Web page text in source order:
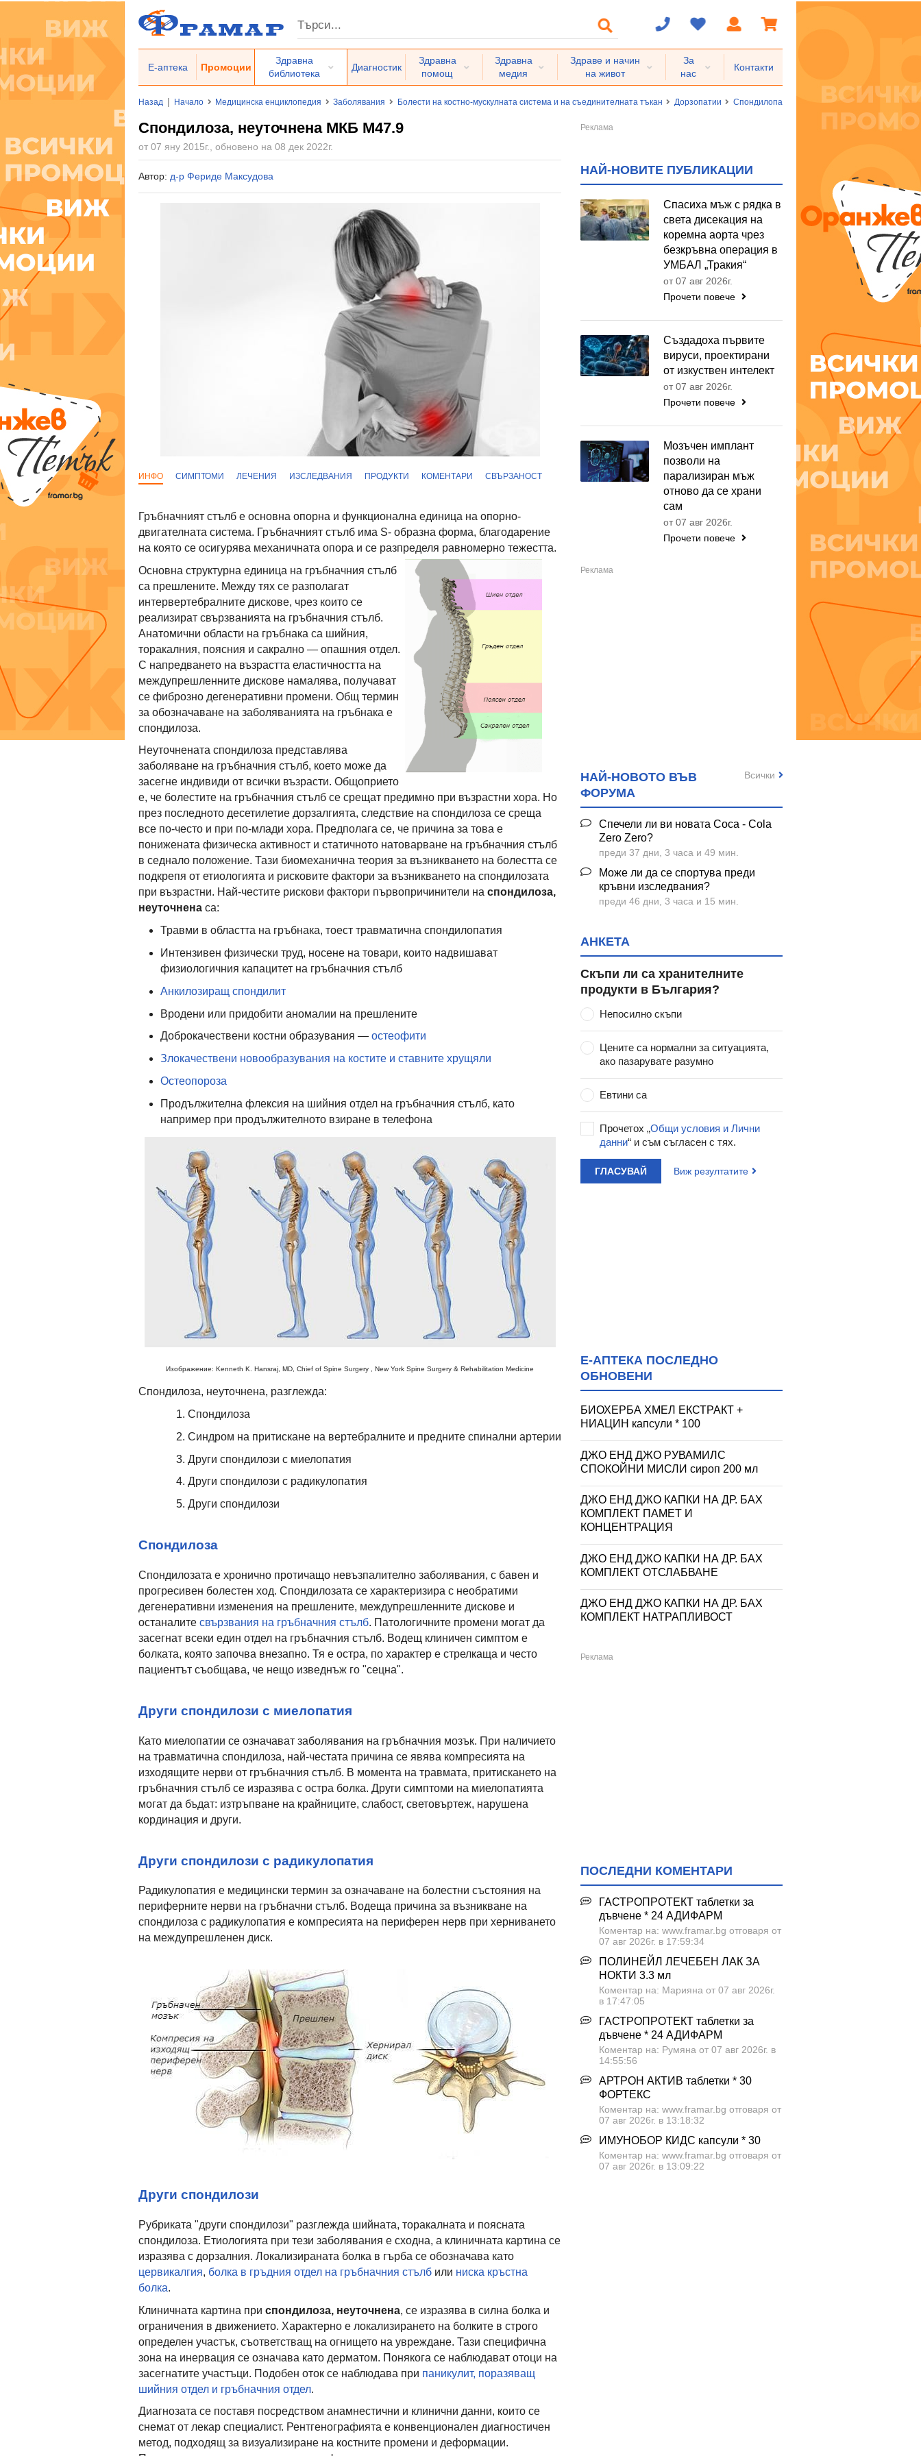
Е-аптека Промоции
Здравна
библиотека
Диагностик
Здравна
помощ
Здравна
медия
Здраве и начин
на живот
За
нас
Контакти
Назад | Начало Медицинска енциклопедия Заболявания Болести на костно-мускулната система и на съединителната тъкан Дорзопатии Спондилопатии Спондилоза Спондилоза,
Спондилоза, неуточнена МКБ M47.9
от 07 яну 2015г., обновено на 08 дек 2022г.
Автор: д-р Фериде Максудова
ИНФО СИМПТОМИ ЛЕЧЕНИЯ ИЗСЛЕДВАНИЯ ПРОДУКТИ КОМЕНТАРИ СВЪРЗАНОСТ
Гръбначният стълб е основна опорна и функционална единица на опорно-
двигателната система. Гръбначният стълб има S- образна форма, благодарение
на която се осигурява механичната опора и се разпределя равномерно тежестта.
Основна структурна единица на гръбначния стълб
са прешлените. Между тях се разполагат
интервертебралните дискове, чрез които се
реализират свързванията на гръбначния стълб.
Анатомични области на гръбнака са шийния,
торакалния, поясния и сакрално — опашния отдел.
С напредването на възрастта еластичността на
междупрешленните дискове намалява, получават
се фиброзно дегенеративни промени. Общ термин
за обозначаване на заболяванията на гръбнака е
спондилоза.
Неуточнената спондилоза представлява
заболяване на гръбначния стълб, което може да
засегне индивиди от всички възрасти. Общоприето
е, че болестите на гръбначния стълб се срещат предимно при възрастни хора. Но
през последното десетилетие дорзалгията, следствие на спондилоза се среща
все по-често и при по-млади хора. Предполага се, че причина за това е
понижената физическа активност и статичното натоварване на гръбначния стълб
в седнало положение. Тази биомеханична теория за възникването на болестта се
подкрепя от етиологията и рисковите фактори за възникването на спондилозата
при възрастни. Най-честите рискови фактори първопричинители на спондилоза,
неуточнена са:
Травми в областта на гръбнака, тоест травматична спондилопатия
Интензивен физически труд, носене на товари, които надвишават
физиологичния капацитет на гръбначния стълб
Анкилозиращ спондилит
Вродени или придобити аномалии на прешлените
Доброкачествени костни образувания — остеофити
Злокачествени новообразувания на костите и ставните хрущяли
Остеопороза
Продължителна флексия на шийния отдел на гръбначния стълб, като
например при продължителното взиране в телефона
Изображение: Kenneth K. Hansraj, MD, Chief of Spine Surgery , New York Spine Surgery & Rehabilitation Medicine
Спондилоза, неуточнена, разглежда:
Спондилоза
Синдром на притискане на вертебралните и предните спинални артерии
Други спондилози с миелопатия
Други спондилози с радикулопатия
Други спондилози
Спондилоза
Спондилозата е хронично протичащо невъзпалително заболявания, с бавен и
прогресивен болестен ход. Спондилозата се характеризира с необратими
дегенеративни изменения на прешлените, междупрешленните дискове и
останалите свързвания на гръбначния стълб. Патологичните промени могат да
засегнат всеки един отдел на гръбначния стълб. Водещ клиничен симптом е
болката, която започва внезапно. Тя е остра, по характер е стрелкаща и често
пациентът съобщава, че нещо изведнъж го "сецна".
Други спондилози с миелопатия
Като миелопатии се означават заболявания на гръбначния мозък. При наличието
на травматична спондилоза, най-честата причина се явява компресията на
изходящите нерви от гръбначния стълб. В момента на травмата, притискането на
гръбначния стълб се изразява с остра болка. Други симптоми на миелопатията
могат да бъдат: изтръпване на крайниците, слабост, световъртеж, нарушена
кординация и други.
Други спондилози с радикулопатия
Радикулопатия е медицински термин за означаване на болестни състояния на
периферните нерви на гръбначни стълб. Водеща причина за възникване на
спондилоза с радикулопатия е компресията на периферен нерв при херниването
на междупрешленен диск.
Други спондилози
Рубриката "други спондилози" разглежда шийната, торакалната и поясната
спондилоза. Етиологията при тези заболявания е сходна, а клиничната картина се
изразява с дорзалния. Локализираната болка в гърба се обозначава като
цервикалгия, болка в гръдния отдел на гръбначния стълб или ниска кръстна
болка.
Клиничната картина при спондилоза, неуточнена, се изразява в силна болка и
ограничения в движението. Характерно е локализирането на болките в строго
определен участък, съответстващ на огнището на увреждане. Тази специфична
зона на инервация се означава като дерматом. Понякога се наблюдават отоци на
засегнатите участъци. Подобен оток се наблюдава при паникулит, поразяващ
шийния отдел и гръбначния отдел.
Диагнозата се поставя посредством анамнестични и клинични данни, които се
снемат от лекар специалист. Рентгенографията е конвенционален диагностичен
метод, подходящ за визуализиране на костните промени и деформации.
НАЙ-НОВИТЕ ПУБЛИКАЦИИ
Спасиха мъж с рядка в
света дисекация на
коремна аорта чрез
безкръвна операция в
УМБАЛ „Тракия“
от 07 авг 2026г.
Прочети повече
Създадоха първите
вируси, проектирани
от изкуствен интелект
от 07 авг 2026г.
Прочети повече
Мозъчен имплант
позволи на
парализиран мъж
отново да се храни
сам
от 07 авг 2026г.
Прочети повече
НАЙ-НОВОТО ВЪВ
ФОРУМА
Спечели ли ви новата Coca - Cola
Zero Zero?
преди 37 дни, 3 часа и 49 мин.
Може ли да се спортува преди
кръвни изследвания?
преди 46 дни, 3 часа и 15 мин.
Всички
АНКЕТА
Скъпи ли са хранителните
продукти в България?
Непосилно скъпи
Цените са нормални за ситуацията,
ако пазарувате разумно
Евтини са
Прочетох „Общи условия и Лични
данни“ и съм съгласен с тях.
ГЛАСУВАЙ Виж резултатите
Е-АПТЕКА ПОСЛЕДНО
ОБНОВЕНИ
БИОХЕРБА ХМЕЛ ЕКСТРАКТ +
НИАЦИН капсули * 100
ДЖО ЕНД ДЖО РУВАМИЛС
СПОКОЙНИ МИСЛИ сироп 200 мл
ДЖО ЕНД ДЖО КАПКИ НА ДР. БАХ
КОМПЛЕКТ ПАМЕТ И
КОНЦЕНТРАЦИЯ
ДЖО ЕНД ДЖО КАПКИ НА ДР. БАХ
КОМПЛЕКТ ОТСЛАБВАНЕ
ДЖО ЕНД ДЖО КАПКИ НА ДР. БАХ
КОМПЛЕКТ НАТРАПЛИВОСТ
ПОСЛЕДНИ КОМЕНТАРИ
ГАСТРОПРОТЕКТ таблетки за
дъвчене * 24 АДИФАРМ
Коментар на: www.framar.bg отговаря от
07 авг 2026г. в 17:59:34
ПОЛИНЕЙЛ ЛЕЧЕБЕН ЛАК ЗА
НОКТИ 3.3 мл
Коментар на: Марияна от 07 авг 2026г.
в 17:47:05
ГАСТРОПРОТЕКТ таблетки за
дъвчене * 24 АДИФАРМ
Коментар на: Румяна от 07 авг 2026г. в
14:55:56
АРТРОН АКТИВ таблетки * 30
ФОРТЕКС
Коментар на: www.framar.bg отговаря от
07 авг 2026г. в 13:18:32
ИМУНОБОР КИДС капсули * 30
Коментар на: www.framar.bg отговаря от
07 авг 2026г. в 13:09:22